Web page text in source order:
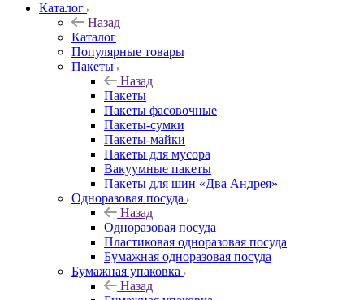
Каталог
Назад
Каталог
Популярные товары
Пакеты
Назад
Пакеты
Пакеты фасовочные
Пакеты-сумки
Пакеты-майки
Пакеты для мусора
Вакуумные пакеты
Пакеты для шин «Два Андрея»
Одноразовая посуда
Назад
Одноразовая посуда
Пластиковая одноразовая посуда
Бумажная одноразовая посуда
Бумажная упаковка
Назад